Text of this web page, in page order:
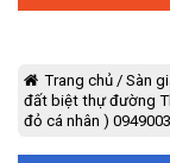
Trang chủ / Sàn
đất biệt thự đường
đỏ cá nhân )